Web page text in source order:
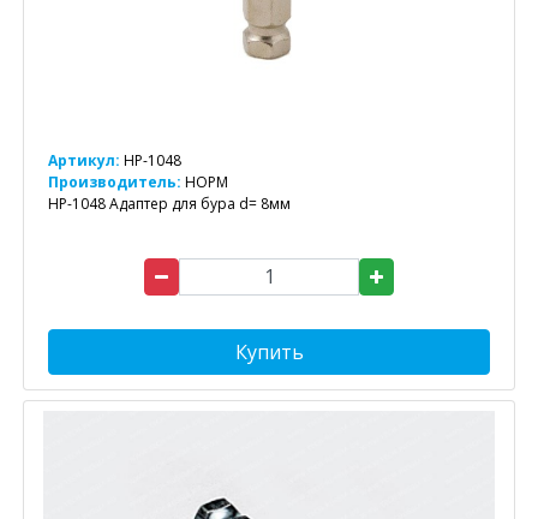
Артикул: HP-1048
Производитель: НОРМ
HP-1048 Адаптер для бура d= 8мм
Купить